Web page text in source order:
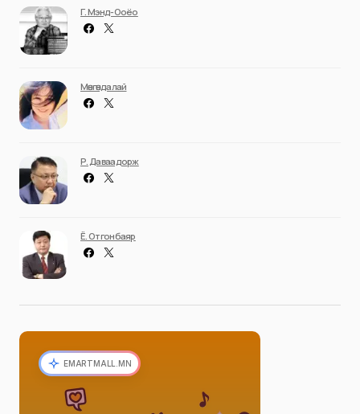
Г. Мэнд-Ооёо
Мөнгөндалай
Р. Даваадорж
Ё. Отгонбаяр
EMARTMALL.MN